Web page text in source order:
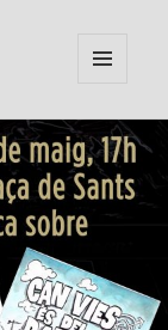
GINYS